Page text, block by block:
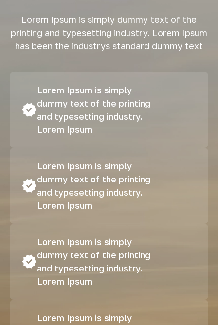
Lorem Ipsum is simply dummy text of the
printing and typesetting industry. Lorem Ipsum
has been the industrys standard dummy text
Lorem Ipsum is simply
dummy text of the printing
and typesetting industry.
Lorem Ipsum
Lorem Ipsum is simply
dummy text of the printing
and typesetting industry.
Lorem Ipsum
Lorem Ipsum is simply
dummy text of the printing
and typesetting industry.
Lorem Ipsum
Lorem Ipsum is simply